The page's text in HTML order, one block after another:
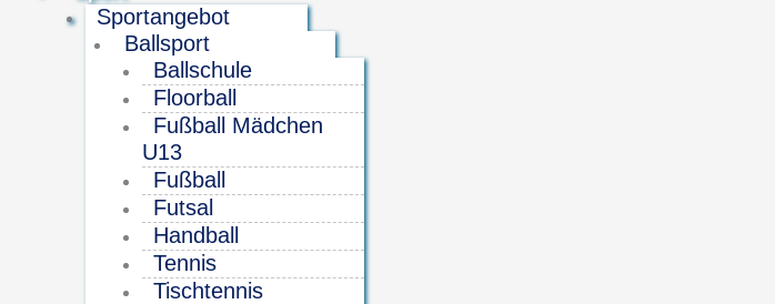
Sportangebot
Ballsport
Ballschule
Floorball
Fußball Mädchen
U13
Fußball
Futsal
Handball
Tennis
Tischtennis